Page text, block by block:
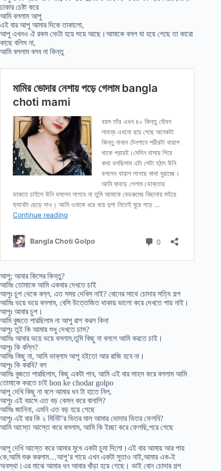
ঢাকার চেষ্টা করে
আমি বললাম আপু
এই বার আপু আমার দিকে তাকালো,
আপু এখনও ঐ রকম নেংটা হয়ে শুয়ে আছে।আমাকে বলল যা হয়ে গেছে তা কারো
কাছে বলিস না,
আমি বললাম বলব না কিন্তু
আপু; আবার কিসের কিন্তু?
আমিঃ তোমাকে আমি একবার দেখতে চাই
আপুঃ চুপ থেকে বল্ল, এত সময় দেখিস নাই? বোনের সাথে চোদার সত্যি গল্প
আমিঃ ভয়ে ভয়ে বললাম, বেসি উত্তেজিত থাকায় ভালো করে দেখতে পায় নাই।
আপুঃ আবার চুপ।
আমি বুজতে পারছিলাম না আপু রাগ করল কিনা
আপুঃ তুই কি আমায় শুধু দেখতে চাস?
আমিঃ আবার ভয়ে ভয়ে বললাম,তুমি কিছু না বললে আমি করতে চাই।
আপুঃ কি বল্লি?
আমিঃ কিছু না, আমি ভাব্লাম আপু হইতো আর রাজি হবে না।
আপুঃ কি করবি? বল
আমিঃ বুজতে পারছিলাম, কিছু একটা পাব, আমি এই বার সাহস করে বললাম আমি
তোমাকে করতে চাই bon ke chodar golpo
আপু দেখি কিছু না বলে আমার ধন টা হাতে নিল,
আপুঃ এই বয়সে এত বড় কেমন করে বানালি?
আমিঃ জানিনা, এমনি এত বড় হয়ে গেছে
আপুঃ এই বার কি ২ মিনিট’র ভিতর মাল আমার ভোদার ভিতর ফেলবি?
আমি আস্তে আস্তে করে বললাম, আমি কি ইচ্ছা করে ফেলছি,পরে গেছে
আপু দেখি আস্তে করে আমার মুখে একটা চুমা দিলো।এই বার আমায় আর পায়
কে,আমি শুরু করলাম…আপু’র গায়ে এখন একটা সুতাও নাই,আমার এক-ই
অবস্থা।এর মাঝে আমার ধন আবার খাঁড়া হয়ে গেছে। ভাই বোন চোদার গল্প